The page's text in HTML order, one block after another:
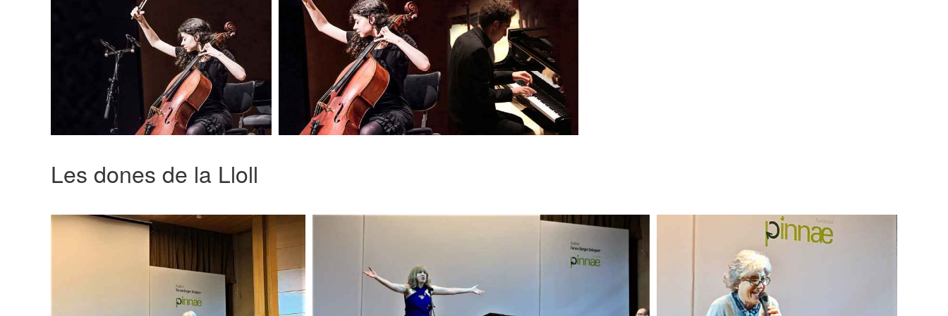
Les dones de la Lloll